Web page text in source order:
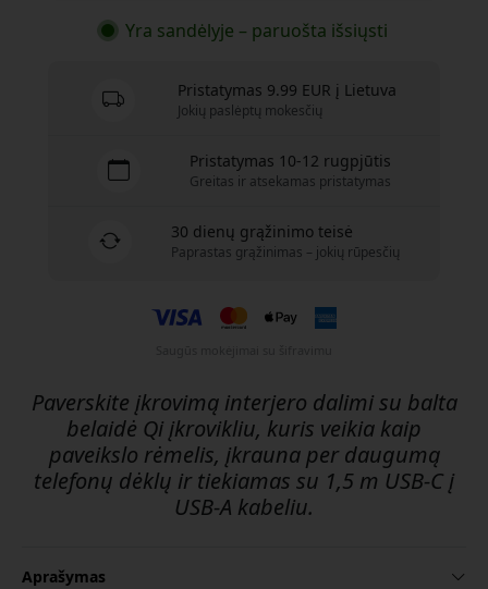
Yra sandėlyje – paruošta išsiųsti
Pristatymas 9.99 EUR į Lietuva
Jokių paslėptų mokesčių
Pristatymas 10-12 rugpjūtis
Greitas ir atsekamas pristatymas
30 dienų grąžinimo teisė
Paprastas grąžinimas – jokių rūpesčių
Paverskite įkrovimą interjero dalimi su balta
belaidė Qi įkrovikliu, kuris veikia kaip
paveikslo rėmelis, įkrauna per daugumą
telefonų dėklų ir tiekiamas su 1,5 m USB-C į
USB-A kabeliu.
Aprašymas